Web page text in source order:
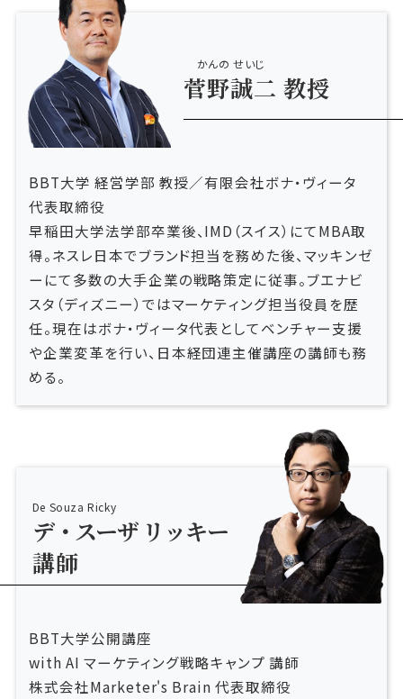
菅野誠二
かんの せいじ
教授
BBT大学 経営学部 教授／有限会社ボナ・ヴィータ
代表取締役
早稲田大学法学部卒業後、IMD（スイス）にてMBA取
得。ネスレ日本でブランド担当を務めた後、マッキンゼ
ーにて多数の大手企業の戦略策定に従事。ブエナビ
スタ（ディズニー）ではマーケティング担当役員を歴
任。現在はボナ・ヴィータ代表としてベンチャー支援
や企業変革を行い、日本経団連主催講座の講師も務
める。
デ・スーザ リッキー
De Souza Ricky
講師
BBT大学公開講座
with AI マーケティング戦略キャンプ 講師
株式会社Marketer's Brain 代表取締役